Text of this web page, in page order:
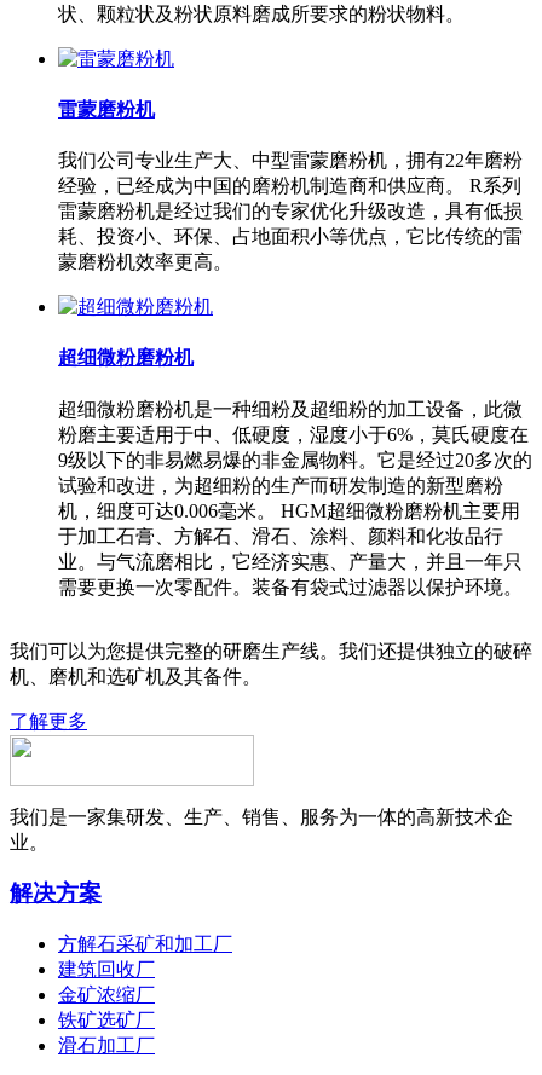
状、颗粒状及粉状原料磨成所要求的粉状物料。
雷蒙磨粉机
我们公司专业生产大、中型雷蒙磨粉机，拥有22年磨粉
经验，已经成为中国的磨粉机制造商和供应商。 R系列
雷蒙磨粉机是经过我们的专家优化升级改造，具有低损
耗、投资小、环保、占地面积小等优点，它比传统的雷
蒙磨粉机效率更高。
超细微粉磨粉机
超细微粉磨粉机是一种细粉及超细粉的加工设备，此微
粉磨主要适用于中、低硬度，湿度小于6%，莫氏硬度在
9级以下的非易燃易爆的非金属物料。它是经过20多次的
试验和改进，为超细粉的生产而研发制造的新型磨粉
机，细度可达0.006毫米。 HGM超细微粉磨粉机主要用
于加工石膏、方解石、滑石、涂料、颜料和化妆品行
业。与气流磨相比，它经济实惠、产量大，并且一年只
需要更换一次零配件。装备有袋式过滤器以保护环境。
我们可以为您提供完整的研磨生产线。我们还提供独立的破碎
机、磨机和选矿机及其备件。
了解更多
我们是一家集研发、生产、销售、服务为一体的高新技术企
业。
解决方案
方解石采矿和加工厂
建筑回收厂
金矿浓缩厂
铁矿选矿厂
滑石加工厂